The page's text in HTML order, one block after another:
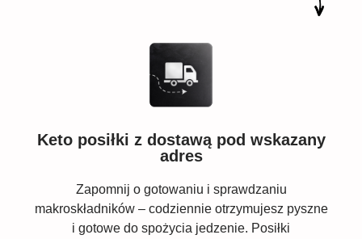
Keto posiłki z dostawą pod wskazany
adres
Zapomnij o gotowaniu i sprawdzaniu
makroskładników – codziennie otrzymujesz pyszne
i gotowe do spożycia jedzenie. Posiłki